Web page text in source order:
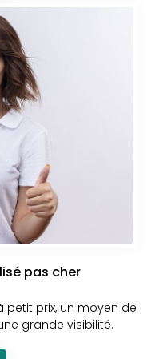
la sobriété avec un
de créer une
portant un vêtement
de l’image de
d’appartenance
cohérente vers
soin par
conception de vos
, c’est choisir un
de la sélection du
dans des
des couleurs et la
s’assure
pas cher
prix, un moyen de
grande visibilité.